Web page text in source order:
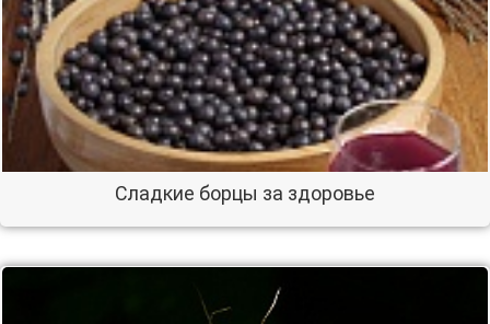
Сладкие борцы за здоровье